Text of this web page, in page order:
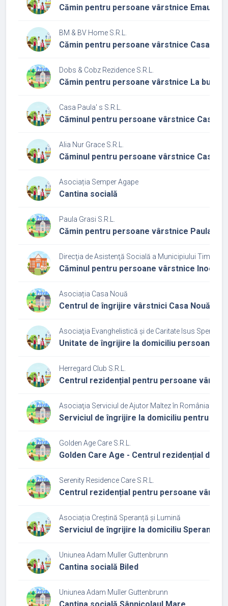
Cămin pentru persoane vârstnice Emaus
BM & BV Home S.R.L.
Cămin pentru persoane vârstnice Casa
Dobs & Cobz Rezidence S.R.L.
Cămin pentru persoane vârstnice La bunici
Casa Paula' s S.R.L.
Căminul pentru persoane vârstnice Casa
Alia Nur Grace S.R.L.
Căminul pentru persoane vârstnice Casa
Asociația Semper Agape
Cantina socială
Paula Grasi S.R.L.
Cămin pentru persoane vârstnice Paula
Direcţia de Asistenţă Socială a Municipiului
Căminul pentru persoane vârstnice
Asociația Casa Nouă
Centrul de îngrijire vârstnici Casa Nouă
Asociaţia Evanghelistică și de Caritate Isus Speranța
Unitate de îngrijire la domiciliu persoane
Herregard Club S.R.L.
Centrul rezidențial pentru persoane
Asociaţia Serviciul de Ajutor Maltez în România -
Serviciul de îngrijire la domiciliu pentru
Golden Age Care S.R.L.
Golden Care Age - Centrul rezidențial de
Serenity Residence Care S.R.L.
Centrul rezidențial pentru persoane
Asociația Creștină Speranță și Lumină
Serviciul de îngrijire la domiciliu Speranță
Uniunea Adam Muller Guttenbrunn
Cantina socială Biled
Uniunea Adam Muller Guttenbrunn